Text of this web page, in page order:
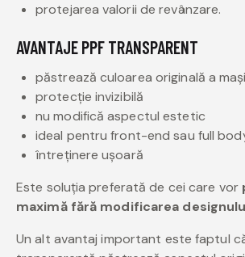
protejarea valorii de revânzare.
AVANTAJE PPF TRANSPARENT
păstrează culoarea originală a
protecție invizibilă
nu modifică aspectul estetic
ideal pentru front-end sau full
întreținere ușoară
Este soluția preferată de cei care vor
maximă fără modificarea
Un alt avantaj important este faptul